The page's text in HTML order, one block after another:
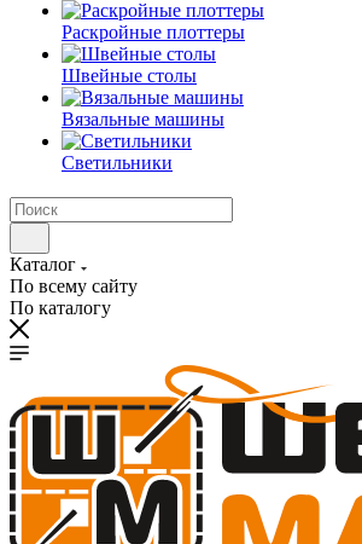
Раскройные плоттеры
Швейные столы
Вязальные машины
Светильники
Каталог
По всему сайту
По каталогу